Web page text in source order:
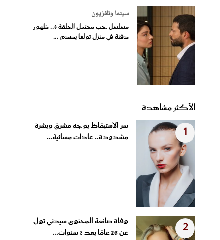
سينما وتلفزيون
مسلسل حب محتمل الحلقة 8.. ظهور
دفنة في منزل تولغا يصدم ...
الأكثر مشاهدة
1
سر الاستيقاظ بوجه مشرق وبشرة
مشدودة.. عادات مسائية...
2
وفاة صانعة المحتوى سيدني تول
عن 26 عامًا بعد 3 سنوات...